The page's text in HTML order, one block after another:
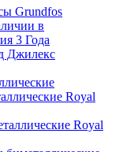
Grundfos
в
3 Года
Джилекс
Royal
Royal